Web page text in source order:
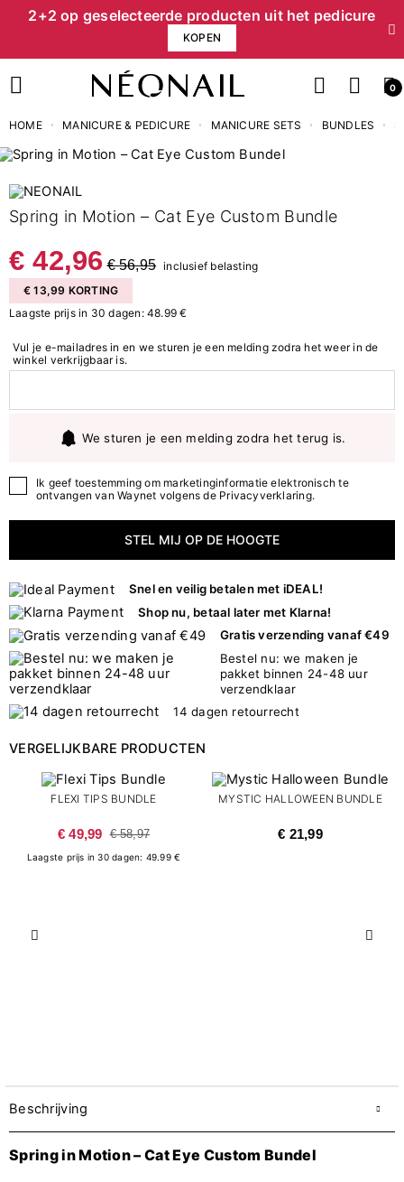
2+2 op geselecteerde producten uit het pedicure
KOPEN
0
HOME MANICURE & PEDICURE MANICURE SETS BUNDLES
Spring in Motion – Cat Eye Custom Bundle
€ 42,96 € 56,95 inclusief belasting
€ 13,99 KORTING
Laagste prijs in 30 dagen: 48.99 €
Vul je e-mailadres in en we sturen je een melding zodra het weer in de
winkel verkrijgbaar is.
We sturen je een melding zodra het terug is.
Ik geef toestemming om marketinginformatie elektronisch te
ontvangen van Waynet volgens de Privacyverklaring.
STEL MIJ OP DE HOOGTE
Snel en veilig betalen met iDEAL!
Shop nu, betaal later met Klarna!
Gratis verzending vanaf €49
Bestel nu: we maken je
pakket binnen 24-48 uur
verzendklaar
14 dagen retourrecht
VERGELIJKBARE PRODUCTEN
Vorige
FLEXI TIPS BUNDLE
€ 49,99 € 58,97
Laagste prijs in 30 dagen: 49.99 €
MYSTIC HALLOWEEN BUNDLE
€ 21,99
Beschrijving
Spring in Motion – Cat Eye Custom Bundel